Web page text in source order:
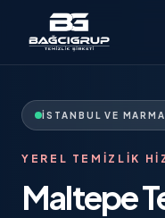
İSTANBUL VE
YEREL TEMIZLIK
Maltepe